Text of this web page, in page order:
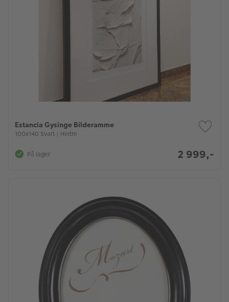
Estancia Gysinge Bilderamme
100x140 Svart | Heltre
På lager 2 999,-